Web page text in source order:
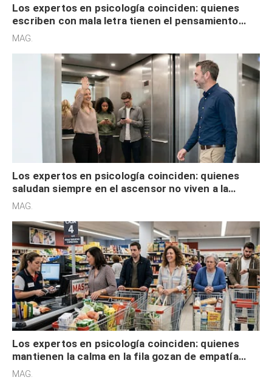
Los expertos en psicología coinciden: quienes
escriben con mala letra tienen el pensamiento
acelerado y no lo hacen por desinterés
MAG.
Los expertos en psicología coinciden: quienes
saludan siempre en el ascensor no viven a la
defensiva y tienen apertura social
MAG.
Los expertos en psicología coinciden: quienes
mantienen la calma en la fila gozan de empatía
cognitiva, gratitud y no solo tienen autocontrol
MAG.